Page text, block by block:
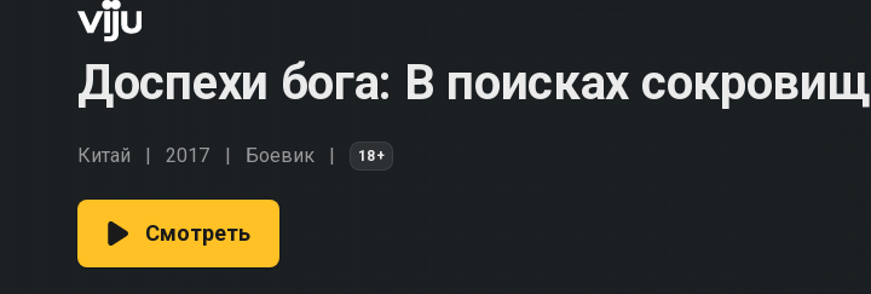
Доспехи бога: В поисках сокровищ
Китай 2017 Боевик 18+
Смотреть